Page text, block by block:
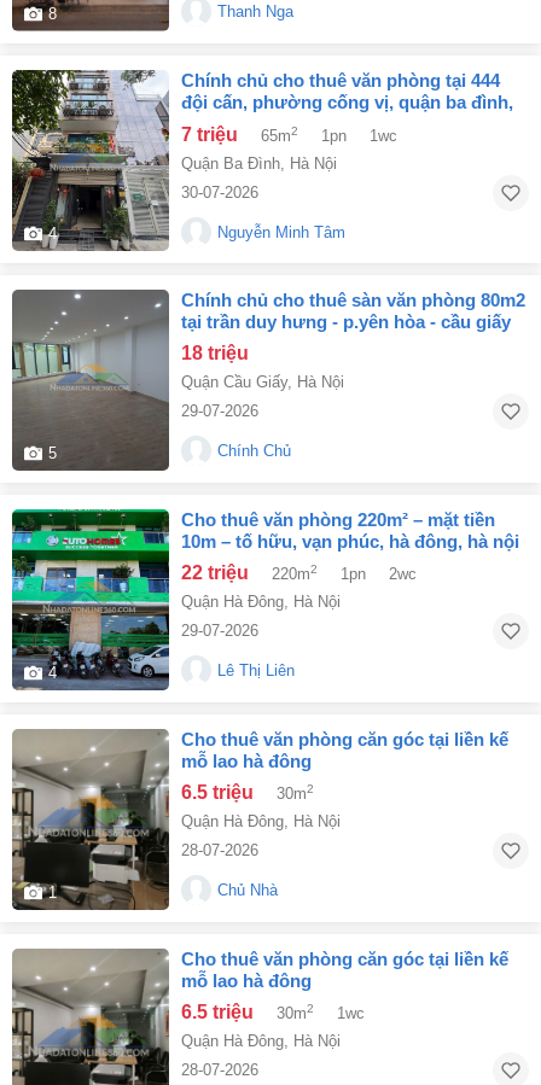
8 Thanh Nga
4
chính chủ cho thuê văn phòng tại 444
đội cấn, phường cống vị, quận ba đình,
hà nội – trống 2 tầng
7 triệu 65m2 1pn
1wc
Quận Ba Đình, Hà Nội
30-07-2026
Nguyễn Minh Tâm
5
chính chủ cho thuê sàn văn phòng 80m2
tại trần duy hưng - p.yên hòa - cầu giấy
18 triệu
Quận Cầu Giấy, Hà Nội
29-07-2026
Chính Chủ
4
cho thuê văn phòng 220m² – mặt tiền
10m – tố hữu, vạn phúc, hà đông, hà nội
22 triệu 220m2 1pn
2wc
Quận Hà Đông Hà Nội
29-07-2026
Lê Thị Liên
1
cho thuê văn phòng căn góc tại liền kế
mỗ lao hà đông
6.5 triệu 30m2
Quận Hà Đông Hà Nội
28-07-2026
Chủ Nhà
cho thuê văn phòng căn góc tại liền kế
mỗ lao hà đông
6.5 triệu 30m2
1wc
Quận Hà Đông Hà Nội
28-07-2026